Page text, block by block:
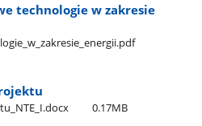
technologie w zakresie
0.17MB